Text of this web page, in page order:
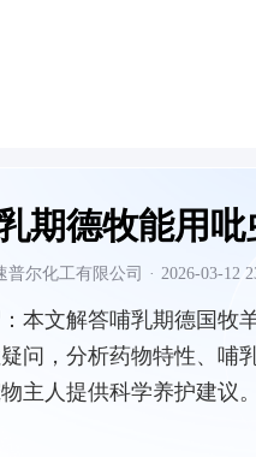
期德牧能用
普尔化工有限公司 · 2026-03-12
本文解答哺乳期德国牧
问，分析药物特性、哺
主人提供科学养护建议。